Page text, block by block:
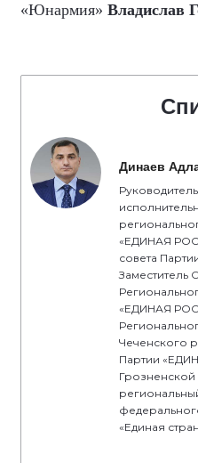
«Юнармия» Владислав
Динаев
«ЕДИНАЯ
совета
Заместитель
«ЕДИНАЯ
Чеченского
Партии
«Единая